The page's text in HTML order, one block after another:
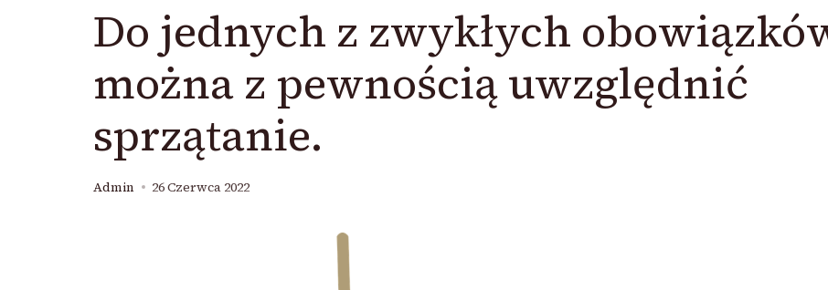
Do jednych z zwykłych
można z pewnością uwzględnić
sprzątanie.
Admin 26 Czerwca 2022